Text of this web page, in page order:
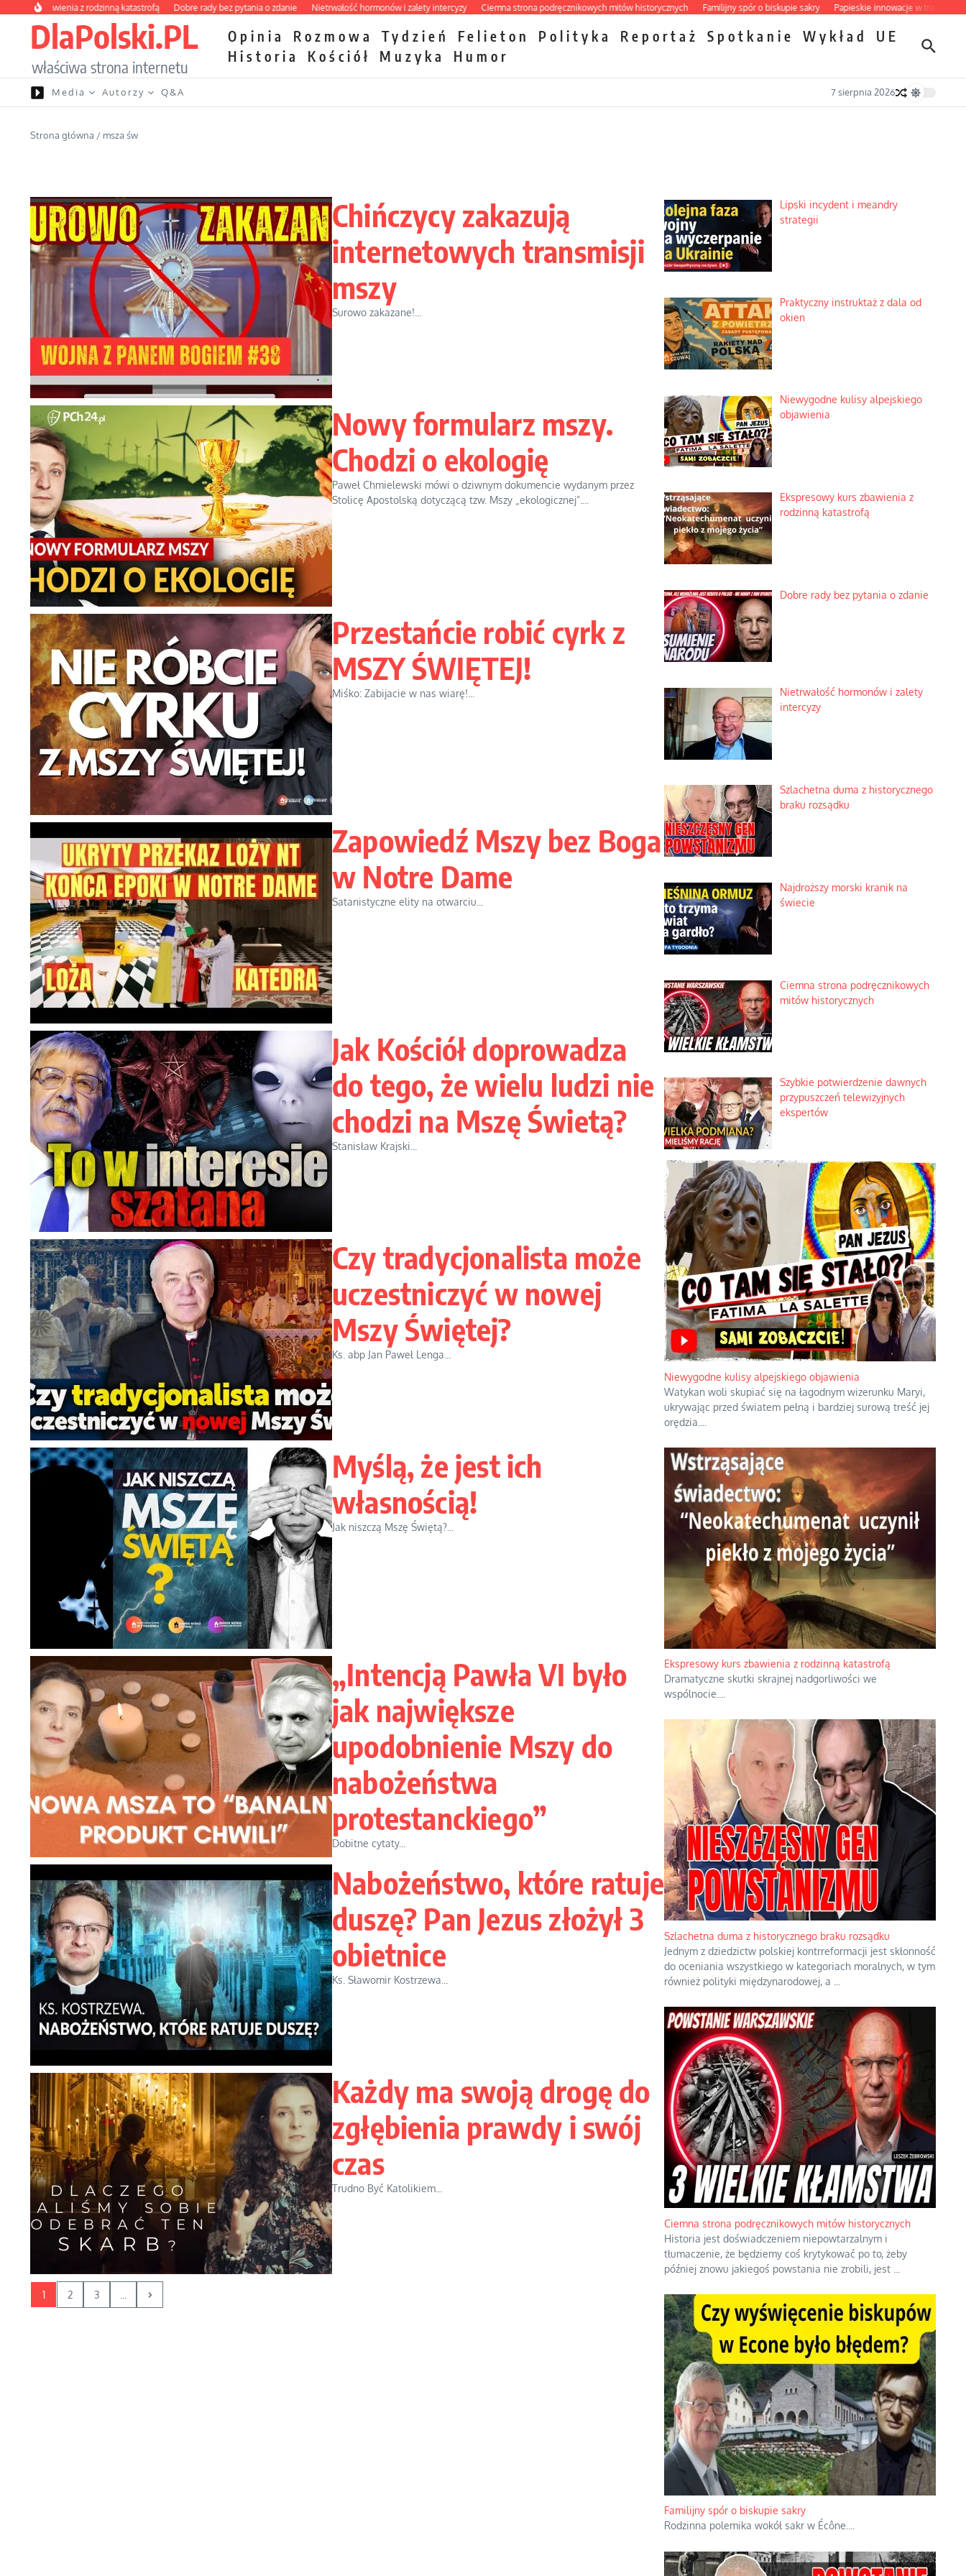
Przejdź do treści
zbawienia z rodzinną katastrofą Dobre rady bez pytania o zdanie Nietrwałość hormonów i zalety intercyzy Ciemna strona podręcznikowych mitów historycznych Familijny spór o biskupie sakry Papieskie innowacje w tradycyjnym
DlaPolski.PL
właściwa strona internetu
Opinia Rozmowa Tydzień Felieton Polityka Reportaż Spotkanie Wykład
UE
Historia
Kościół Muzyka Humor
Media Autorzy Q&A 7 sierpnia 2026
Strona główna / msza św
Chińczycy zakazują
internetowych transmisji
mszy
Surowo zakazane!...
Nowy formularz mszy.
Chodzi o ekologię
Paweł Chmielewski mówi o dziwnym dokumencie wydanym przez
Stolicę Apostolską dotyczącą tzw. Mszy „ekologicznej”....
Przestańcie robić cyrk z
MSZY ŚWIĘTEJ!
Miśko: Zabijacie w nas wiarę!...
Zapowiedź Mszy bez Boga
w Notre Dame
Satanistyczne elity na otwarciu...
Jak Kościół doprowadza
do tego, że wielu ludzi nie
chodzi na Mszę Świetą?
Stanisław Krajski...
Czy tradycjonalista może
uczestniczyć w nowej
Mszy Świętej?
Ks. abp Jan Paweł Lenga...
Myślą, że jest ich
własnością!
Jak niszczą Mszę Świętą?...
„Intencją Pawła VI było
jak największe
upodobnienie Mszy do
nabożeństwa
protestanckiego”
Dobitne cytaty...
Nabożeństwo, które ratuje
duszę? Pan Jezus złożył 3
obietnice
Ks. Sławomir Kostrzewa...
Każdy ma swoją drogę do
zgłębienia prawdy i swój
czas
Trudno Być Katolikiem...
1 2 3
Ciemna strona podręcznikowych
mitów historycznych
Szybkie potwierdzenie dawnych
przypuszczeń telewizyjnych
ekspertów
Niewygodne kulisy alpejskiego objawienia
Watykan woli skupiać się na łagodnym wizerunku Maryi,
ukrywając przed światem pełną i bardziej surową treść jej
orędzia....
Ekspresowy kurs zbawienia z rodzinną katastrofą
Dramatyczne skutki skrajnej nadgorliwości we
wspólnocie.
...
Szlachetna duma z historycznego braku rozsądku
Jednym z dziedzictw polskiej kontrreformacji jest skłonność
do oceniania wszystkiego w kategoriach moralnych, w tym
również polityki międzynarodowej, a ...
Ciemna strona podręcznikowych mitów historycznych
Historia jest doświadczeniem niepowtarzalnym i
tłumaczenie, że będziemy coś krytykować po to, żeby
później znowu jakiegoś powstania nie zrobili, jest